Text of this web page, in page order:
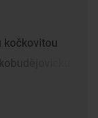
kočkovitou